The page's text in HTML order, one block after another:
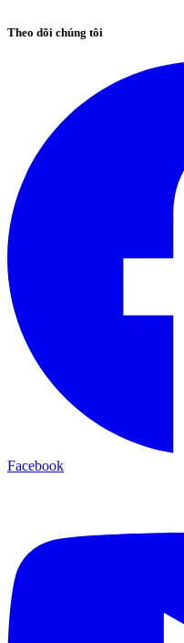
Theo dõi chúng tôi
Facebook